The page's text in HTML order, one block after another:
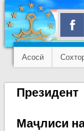
Асосӣ
Президент
Маҷлиси